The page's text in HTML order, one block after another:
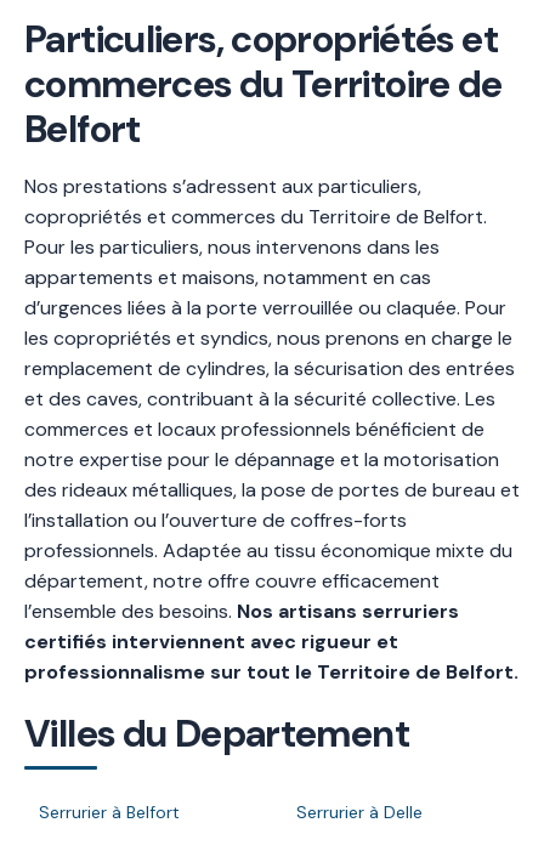
Particuliers, copropriétés et
commerces du Territoire de
Belfort
Nos prestations s’adressent aux particuliers,
copropriétés et commerces du Territoire de Belfort.
Pour les particuliers, nous intervenons dans les
appartements et maisons, notamment en cas
d’urgences liées à la porte verrouillée ou claquée. Pour
les copropriétés et syndics, nous prenons en charge le
remplacement de cylindres, la sécurisation des entrées
et des caves, contribuant à la sécurité collective. Les
commerces et locaux professionnels bénéficient de
notre expertise pour le dépannage et la motorisation
des rideaux métalliques, la pose de portes de bureau et
l’installation ou l’ouverture de coffres-forts
professionnels. Adaptée au tissu économique mixte du
département, notre offre couvre efficacement
l’ensemble des besoins. Nos artisans serruriers
certifiés interviennent avec rigueur et
professionnalisme sur tout le Territoire de Belfort.
Villes du Departement
Serrurier à Belfort Serrurier à Delle